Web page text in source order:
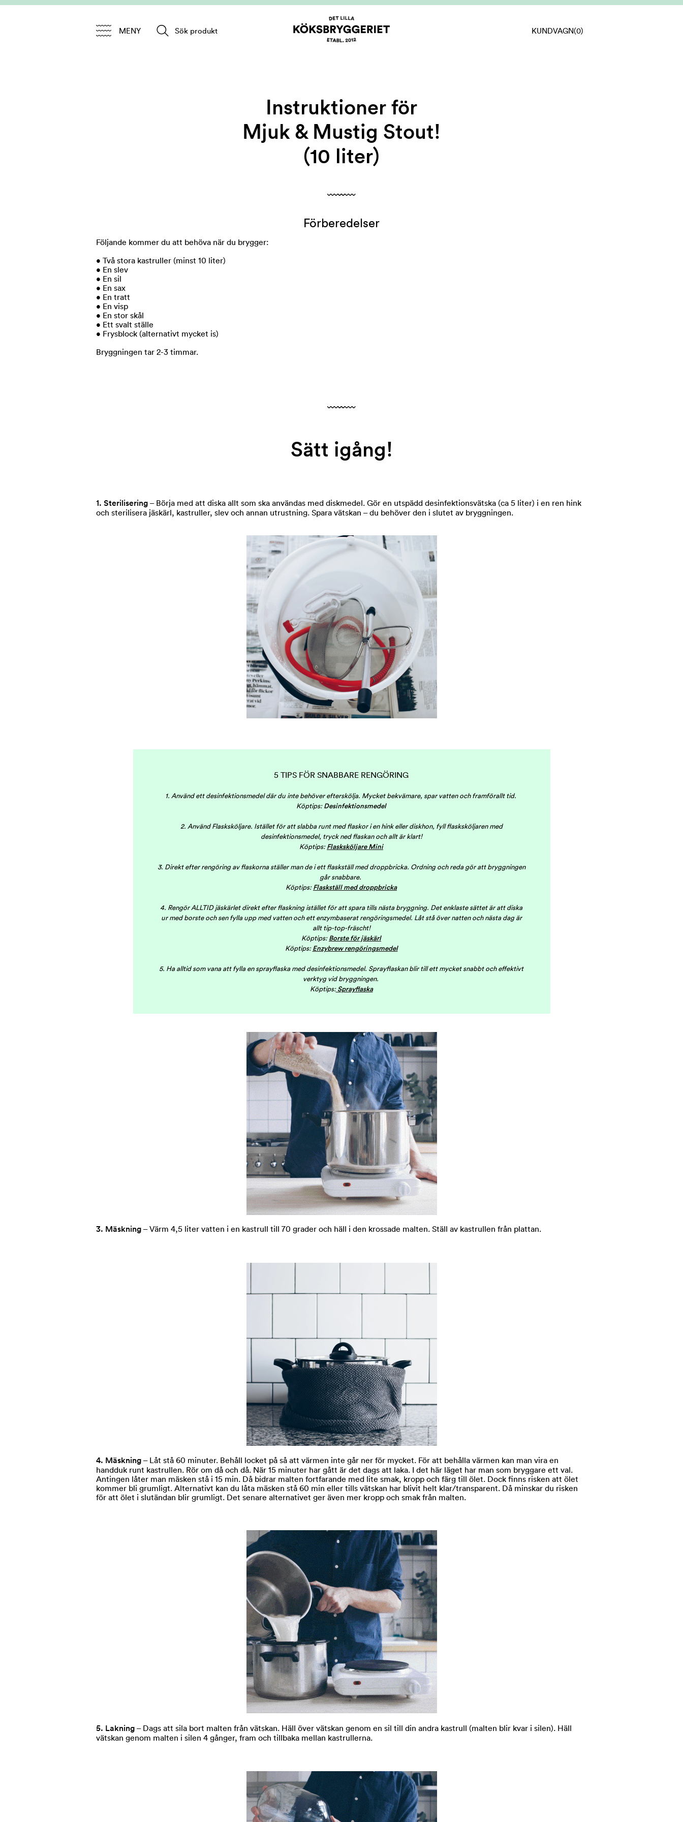
MENY Sök produkt KUNDVAGN(0)
Instruktioner för
Mjuk & Mustig Stout!
(10 liter)
Förberedelser
Följande kommer du att behöva när du brygger:
• Två stora kastruller (minst 10 liter)
• En slev
• En sil
• En sax
• En tratt
• En visp
• En stor skål
• Ett svalt ställe
• Frysblock (alternativt mycket is)
Bryggningen tar 2-3 timmar.
Sätt igång!
1. Sterilisering – Börja med att diska allt som ska användas med diskmedel. Gör en utspädd desinfektionsvätska (ca 5 liter) i en ren hink
och sterilisera jäskärl, kastruller, slev och annan utrustning. Spara vätskan – du behöver den i slutet av bryggningen.
5 TIPS FÖR SNABBARE RENGÖRING
1. Använd ett desinfektionsmedel där du inte behöver efterskölja. Mycket bekvämare, spar vatten och framförallt tid.
Köptips:Desinfektionsmedel
2. Använd Flasksköljare. Istället för att slabba runt med flaskor i en hink eller diskhon, fyll flasksköljaren med
desinfektionsmedel, tryck ned flaskan och allt är klart!
Köptips:Flasksköljare Mini
3. Direkt efter rengöring av flaskorna ställer man de i ett flaskställ med droppbricka. Ordning och reda gör att bryggningen
går snabbare.
Köptips:Flaskställ med droppbricka
4. Rengör ALLTID jäskärlet direkt efter flaskning istället för att spara tills nästa bryggning. Det enklaste sättet är att diska
ur med borste och sen fylla upp med vatten och ett enzymbaserat rengöringsmedel. Låt stå över natten och nästa dag är
allt tip-top-fräscht!
Köptips:Borste för jäskärl
Köptips:Enzybrew rengöringsmedel
5. Ha alltid som vana att fylla en sprayflaska med desinfektionsmedel. Sprayflaskan blir till ett mycket snabbt och effektivt
verktyg vid bryggningen.
Köptips:Sprayflaska
3. Mäskning –Värm 4,5 liter vatten i en kastrull till 70 grader och häll i den krossade malten. Ställ av kastrullen från plattan.
4. Mäskning – Låt stå 60 minuter. Behåll locket på så att värmen inte går ner för mycket. För att behålla värmen kan man vira en
handduk runt kastrullen. Rör om då och då. När 15 minuter har gått är det dags att laka. I det här läget har man som bryggare ett val.
Antingen låter man mäsken stå i 15 min. Då bidrar malten fortfarande med lite smak, kropp och färg till ölet. Dock finns risken att ölet
kommer bli grumligt. Alternativt kan du låta mäsken stå 60 min eller tills vätskan har blivit helt klar/transparent. Då minskar du risken
för att ölet i slutändan blir grumligt. Det senare alternativet ger även mer kropp och smak från malten.
5. Lakning – Dags att sila bort malten från vätskan. Häll över vätskan genom en sil till din andra kastrull (malten blir kvar i silen). Häll
vätskan genom malten i silen 4 gånger, fram och tillbaka mellan kastrullerna.